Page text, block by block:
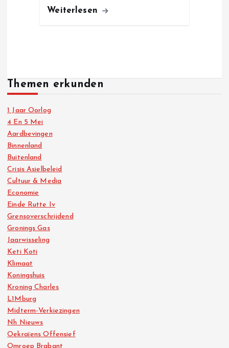
Weiterlesen
Themen erkunden
1 Jaar Oorlog
4 En 5 Mei
Aardbevingen
Binnenland
Buitenland
Crisis Asielbeleid
Cultuur & Media
Economie
Einde Rutte Iv
Grensoverschrijdend
Gronings Gas
Jaarwisseling
Keti Koti
Klimaat
Koningshuis
Kroning Charles
L1Mburg
Midterm-Verkiezingen
Nh Nieuws
Oekraïens Offensief
Omroep Brabant